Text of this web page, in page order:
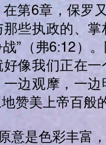
第6章，保罗
些执政的、
”（弗6:12）
像我们正在
边观摩，一
赞美上帝百般
意是色彩丰富